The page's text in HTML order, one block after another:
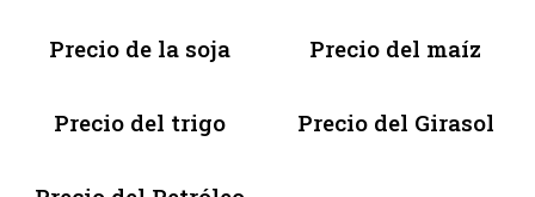
Precio de la soja Precio del maíz
Precio del trigo Precio del Girasol